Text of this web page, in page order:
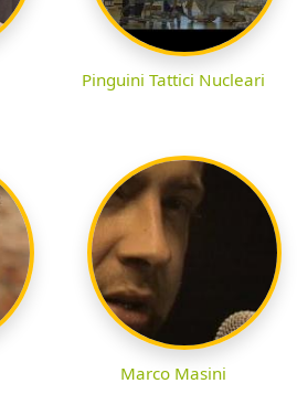
Pinguini Tattici Nucleari
Marco Masini